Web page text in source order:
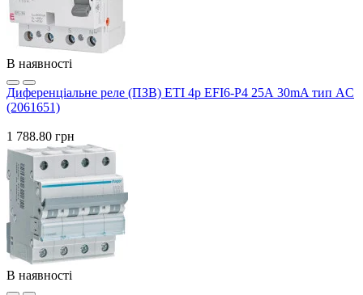
В наявності
Диференціальне реле (ПЗВ) ETI 4р EFI6-P4 25А 30mA тип AC
(2061651)
1 788.80 грн
В наявності